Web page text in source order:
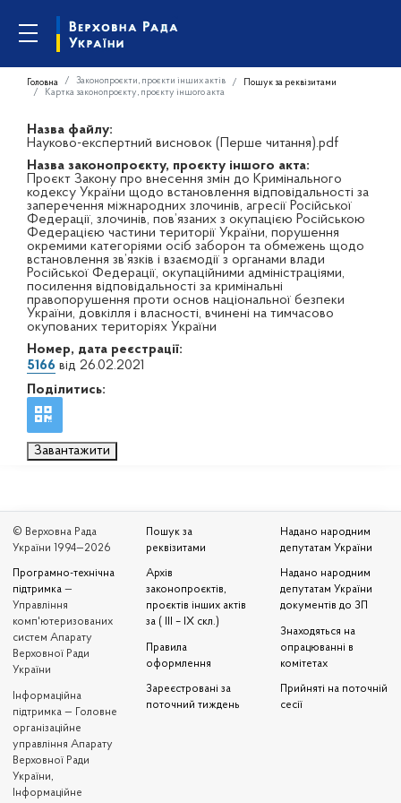
Головна Законопроєкти, проєкти інших актів
Пошук за реквізитами
Картка законопроєкту, проєкту іншого акта
Назва файлу:
Науково-експертний висновок (Перше читання).pdf
Назва законопроєкту, проєкту іншого акта:
Проєкт Закону про внесення змін до Кримінального
кодексу України щодо встановлення відповідальності за
заперечення міжнародних злочинів, агресії Російської
Федерації, злочинів, пов’язаних з окупацією Російською
Федерацією частини території України, порушення
окремими категоріями осіб заборон та обмежень щодо
встановлення зв’язків і взаємодії з органами влади
Російської Федерації, окупаційними адміністраціями,
посилення відповідальності за кримінальні
правопорушення проти основ національної безпеки
України, довкілля і власності, вчинені на тимчасово
окупованих територіях України
Номер, дата реєстрації:
5166 від 26.02.2021
Поділитись:
Завантажити
© Верховна Рада
України 1994—2026
Програмно-технічна
підтримка —
Управління
комп'ютеризованих
систем Апарату
Верховної Ради
України
Iнформаційна
підтримка — Головне
організаційне
управління Апарату
Верховної Ради
України,
Інформаційне
Пошук за
реквізитами
Архів
законопроєктів,
проєктів інших актів
за ( III – IX скл.)
Правила
оформлення
Зареєстровані за
поточний тиждень
Надано народним
депутатам України
Надано народним
депутатам України
документів до ЗП
Знаходяться на
опрацюванні в
комітетах
Прийняті на поточній
сесії